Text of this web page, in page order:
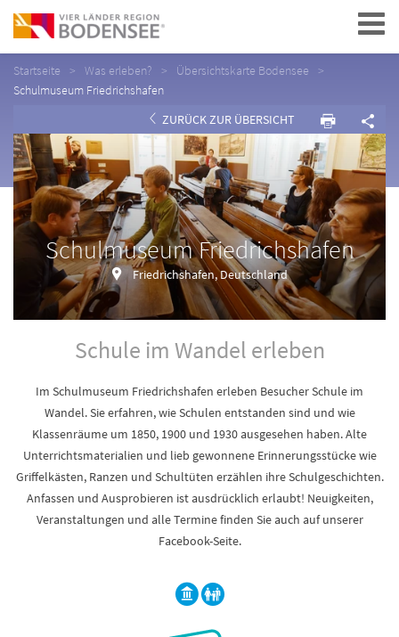
Navigation
Startseite Was erleben?
Übersichtskarte Bodensee
Schulmuseum Friedrichshafen
ZURÜCK ZUR ÜBERSICHT
Schulmuseum Friedrichshafen
Friedrichshafen, Deutschland
Schule im Wandel erleben
Im Schulmuseum Friedrichshafen erleben Besucher Schule im
Wandel. Sie erfahren, wie Schulen entstanden sind und wie
Klassenräume um 1850, 1900 und 1930 ausgesehen haben. Alte
Unterrichtsmaterialien und lieb gewonnene Erinnerungsstücke wie
Griffelkästen, Ranzen und Schultüten erzählen ihre Schulgeschichten.
Anfassen und Ausprobieren ist ausdrücklich erlaubt! Neuigkeiten,
Veranstaltungen und alle Termine finden Sie auch auf unserer
Facebook-Seite.